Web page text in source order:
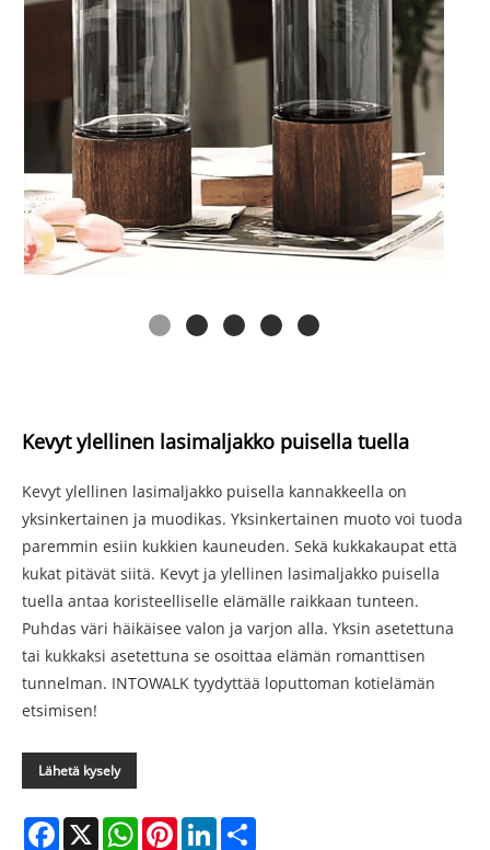
Kevyt ylellinen lasimaljakko puisella tuella
Kevyt ylellinen lasimaljakko puisella kannakkeella on
yksinkertainen ja muodikas. Yksinkertainen muoto voi tuoda
paremmin esiin kukkien kauneuden. Sekä kukkakaupat että
kukat pitävät siitä. Kevyt ja ylellinen lasimaljakko puisella
tuella antaa koristeelliselle elämälle raikkaan tunteen.
Puhdas väri häikäisee valon ja varjon alla. Yksin asetettuna
tai kukkaksi asetettuna se osoittaa elämän romanttisen
tunnelman. INTOWALK tyydyttää loputtoman kotielämän
etsimisen!
Lähetä kysely
Facebook
X WhatsAppPinterestLinkedIn